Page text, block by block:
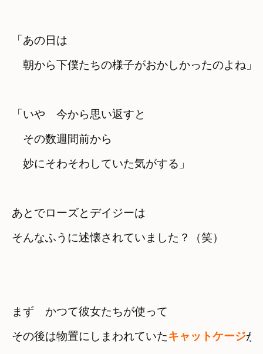
「あの日は
「いや　今から思い返すと
その数週間前から
妙にそわそわしていた気がする」
あとでローズとデイジーは
そんなふうに述懐されていました？（笑）
まず　かつて彼女たちが使って
その後は物置にしまわれていたキャットケージが